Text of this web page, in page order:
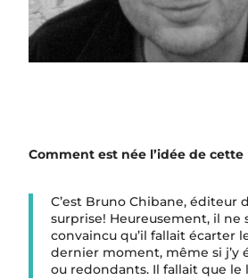
Comment est née l’idée de
C’est Bruno Chibane, éditeur
surprise! Heureusement, il ne
convaincu qu’il fallait écarter
dernier moment, même si j’y
ou redondants. Il fallait que